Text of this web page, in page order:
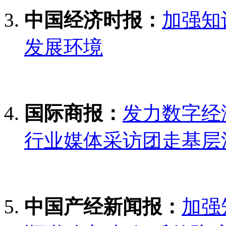
中国经济时报： 加强
发展环境
国际商报： 发力数字
行业媒体采访团走基
中国产经新闻报： 加